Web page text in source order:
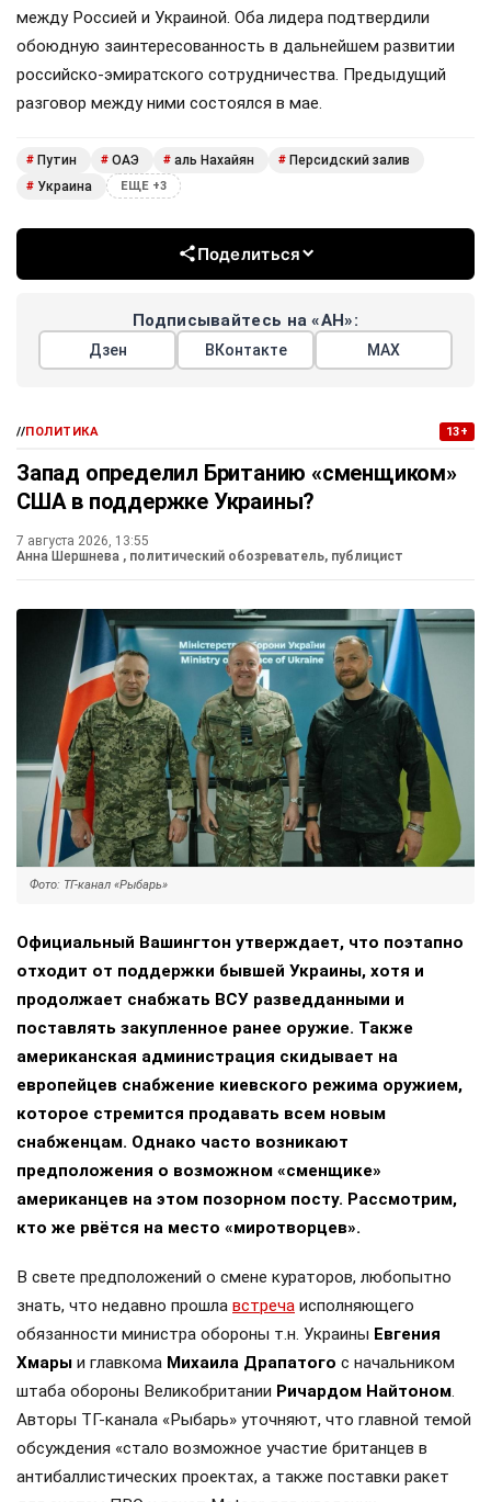
между Россией и Украиной. Оба лидера подтвердили
обоюдную заинтересованность в дальнейшем развитии
российско-эмиратского сотрудничества. Предыдущий
разговор между ними состоялся в мае.
# Путин # ОАЭ # аль Нахайян # Персидский залив
# Украина ЕЩЕ +3
Поделиться
Подписывайтесь на «АН»:
Дзен ВКонтакте МАХ
//ПОЛИТИКА 13+
Запад определил Британию «сменщиком»
США в поддержке Украины?
7 августа 2026, 13:55
Анна Шершнева , политический обозреватель, публицист
Фото: ТГ-канал «Рыбарь»
Официальный Вашингтон утверждает, что поэтапно
отходит от поддержки бывшей Украины, хотя и
продолжает снабжать ВСУ разведданными и
поставлять закупленное ранее оружие. Также
американская администрация скидывает на
европейцев снабжение киевского режима оружием,
которое стремится продавать всем новым
снабженцам. Однако часто возникают
предположения о возможном «сменщике»
американцев на этом позорном посту. Рассмотрим,
кто же рвётся на место «миротворцев».
В свете предположений о смене кураторов, любопытно
знать, что недавно прошла встреча исполняющего
обязанности министра обороны т.н. Украины Евгения
Хмары и главкома Михаила Драпатого с начальником
штаба обороны Великобритании Ричардом Найтоном
Авторы ТГ-канала «Рыбарь» уточняют, что главной темой
обсуждения «стало возможное участие британцев в
антибаллистических проектах, а также поставки ракет